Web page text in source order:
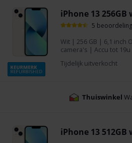
iPhone 13 256GB
5
Wit | 256 GB | 6,1 inch
camera's | Accu tot 19u
Tijdelijk uitverkocht
iPhone 13 512GB
Thuiswinkel